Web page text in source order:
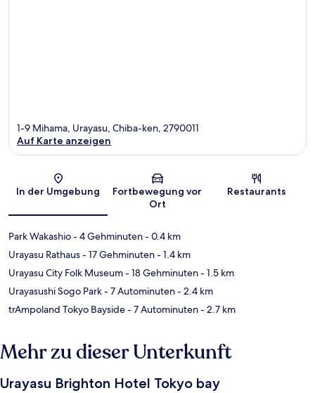
Karte
1-9 Mihama, Urayasu, Chiba-ken, 2790011
Auf Karte anzeigen
In der Umgebung
Fortbewegung vor
Ort
Restaurants
Park Wakashio- 4 Gehminuten- 0.4 km
Urayasu Rathaus- 17 Gehminuten- 1.4 km
Urayasu City Folk Museum- 18 Gehminuten- 1.5 km
Urayasushi Sogo Park- 7 Autominuten- 2.4 km
trAmpoland Tokyo Bayside- 7 Autominuten- 2.7 km
Mehr zu dieser Unterkunft
Urayasu Brighton Hotel Tokyo bay